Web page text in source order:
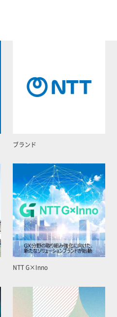
ブランド
NTT G×Inno